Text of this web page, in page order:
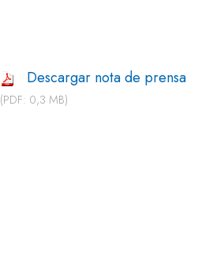
Descargar nota de prensa
(PDF: 0,3 MB)